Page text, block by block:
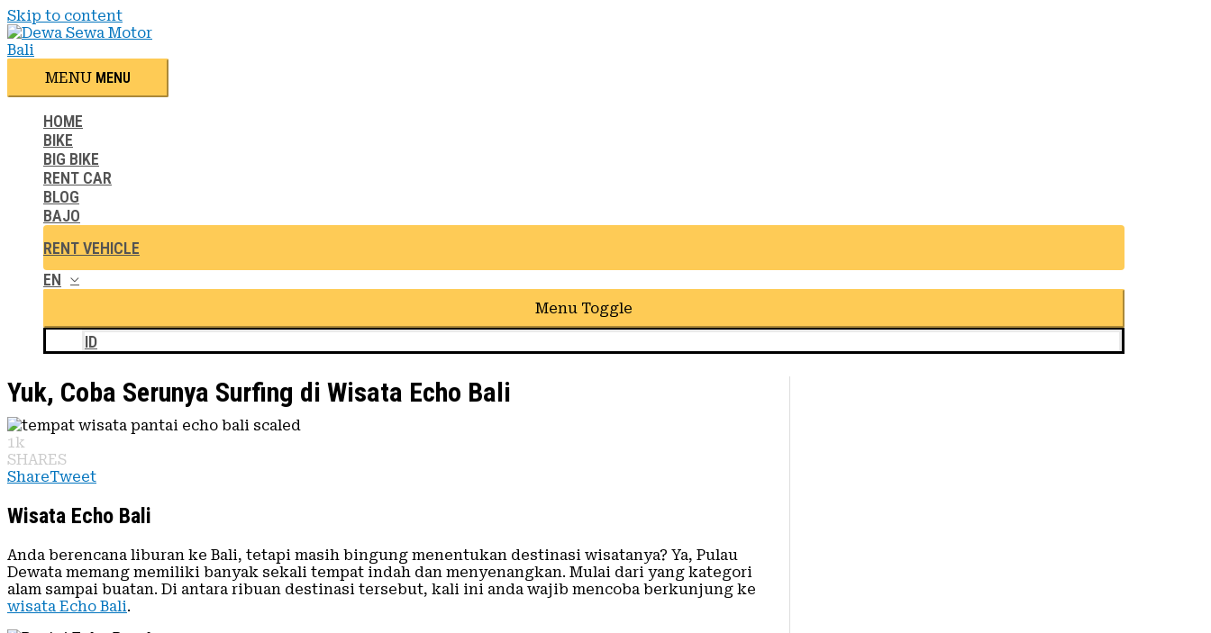
Skip to content
MENU MENU
HOME
BIKE
BIG BIKE
RENT CAR
BLOG
BAJO
RENT VEHICLE
EN
Menu Toggle
ID
Yuk, Coba Serunya Surfing di Wisata Echo Bali
1k
SHARES
ShareTweet
Wisata Echo Bali
Anda berencana liburan ke Bali, tetapi masih bingung menentukan destinasi wisatanya? Ya, Pulau
Dewata memang memiliki banyak sekali tempat indah dan menyenangkan. Mulai dari yang kategori
alam sampai buatan. Di antara ribuan destinasi tersebut, kali ini anda wajib mencoba berkunjung ke
wisata Echo Bali.